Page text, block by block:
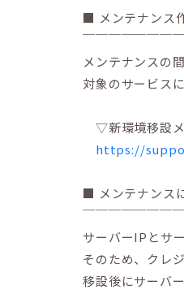
■ メンテナンス
￣￣￣￣￣￣￣
メンテナンスの
対象のサービス
▽新環境移設メ
https://
■ メンテナンス
￣￣￣￣￣￣￣
サーバーIPとサ
そのため、クレ
移設後にサーバ